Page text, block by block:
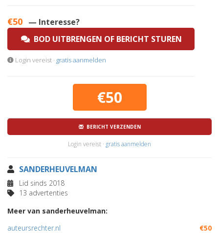
€50 — Interesse?
BOD UITBRENGEN OF BERICHT STUREN
Login vereist · gratis aanmelden
€50
BERICHT VERZENDEN
Login vereist · gratis aanmelden
SANDERHEUVELMAN
Lid sinds 2018
13 advertenties
Meer van sanderheuvelman:
auteursrechter.nl
€50